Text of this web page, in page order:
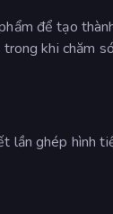
để tạo
khi chăm
ghép hình